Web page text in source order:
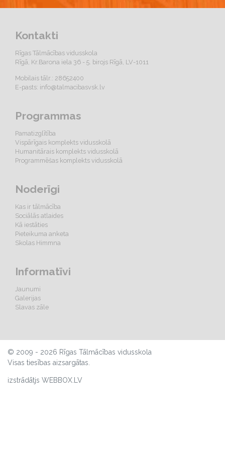
Kontakti
Rīgas Tālmācības vidusskola
Rīgā, Kr.Barona iela 36 - 5. birojs Rīgā, LV-1011
Mobilais tālr.: 28652400
E-pasts: info@talmacibasvsk.lv
Programmas
Pamatizglītība
Vispārīgais komplekts vidusskolā
Humanitārais komplekts vidusskolā
Programmēšas komplekts vidusskolā
Noderīgi
Kas ir tālmācība
Sociālās atlaides
Kā iestāties
Pieteikuma anketa
Skolas Himmna
Informatīvi
Jaunumi
Galerijas
Slavas zāle
© 2009 - 2026 Rīgas Tālmācības vidusskola
Visas tiesības aizsargātas.
izstrādātjs WEBBOX.LV